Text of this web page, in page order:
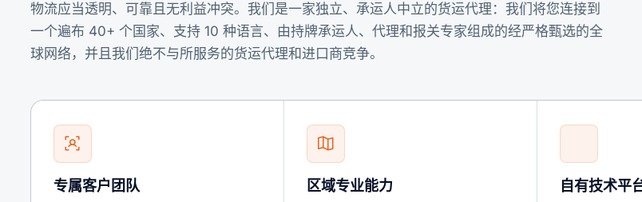
物流应当透明、可靠且无利益冲突。我们是一家独立、承运人中立的货运代理：我们将您连接到
一个遍布 40+ 个国家、支持 10 种语言、由持牌承运人、代理和报关专家组成的经严格甄选的全
球网络，并且我们绝不与所服务的货运代理和进口商竞争。
专属客户团队 区域专业能力 自有技术平